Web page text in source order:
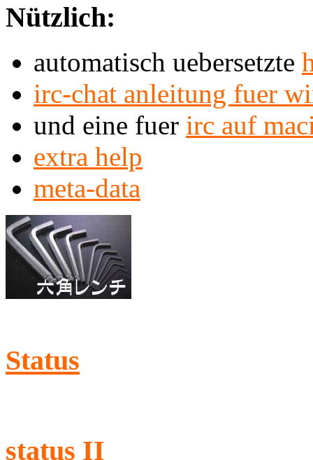
Nützlich:
automatisch uebersetzte
irc-chat anleitung fuer
und eine fuer irc auf
extra help
meta-data
Status
status II